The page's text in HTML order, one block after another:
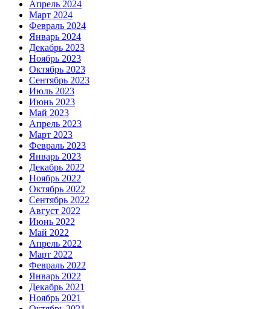
Апрель 2024
Март 2024
Февраль 2024
Январь 2024
Декабрь 2023
Ноябрь 2023
Октябрь 2023
Сентябрь 2023
Июль 2023
Июнь 2023
Май 2023
Апрель 2023
Март 2023
Февраль 2023
Январь 2023
Декабрь 2022
Ноябрь 2022
Октябрь 2022
Сентябрь 2022
Август 2022
Июнь 2022
Май 2022
Апрель 2022
Март 2022
Февраль 2022
Январь 2022
Декабрь 2021
Ноябрь 2021